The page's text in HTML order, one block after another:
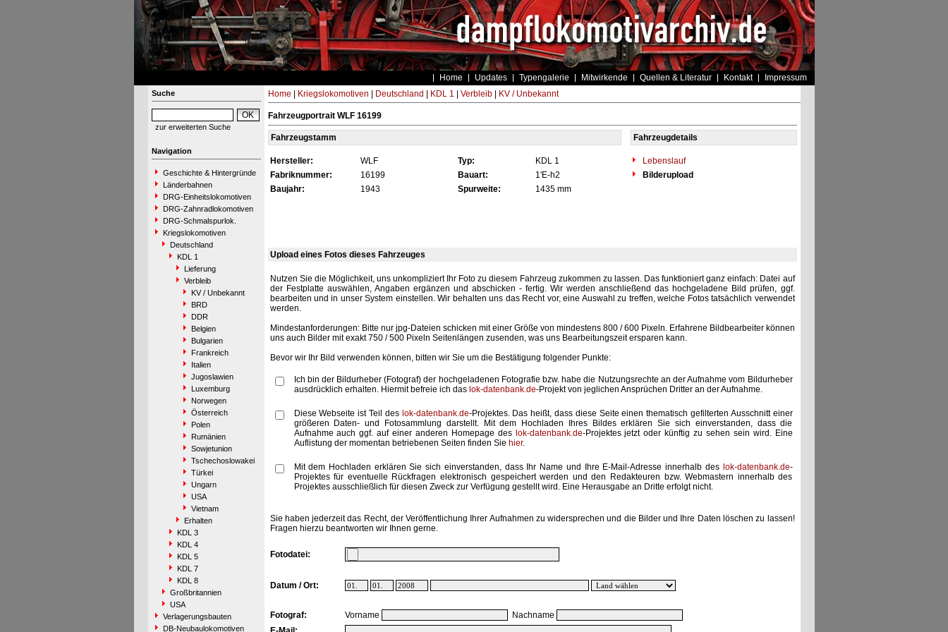
Home Updates Typengalerie Mitwirkende Quellen & Literatur Kontakt Impressum
Suche
zur erweiterten Suche
Navigation
Geschichte & Hintergründe
Länderbahnen
DRG-Einheitslokomotiven
DRG-Zahnradlokomotiven
DRG-Schmalspurlok.
Kriegslokomotiven
Deutschland
KDL 1
Lieferung
Verbleib
KV / Unbekannt
BRD
DDR
Belgien
Bulgarien
Frankreich
Italien
Jugoslawien
Luxemburg
Norwegen
Österreich
Polen
Rumänien
Sowjetunion
Tschechoslowakei
Türkei
Ungarn
USA
Vietnam
Erhalten
KDL 3
KDL 4
KDL 5
KDL 7
KDL 8
Großbritannien
USA
Verlagerungsbauten
DB-Neubaulokomotiven
Home Kriegslokomotiven Deutschland KDL 1 Verbleib| KV / Unbekannt
Fahrzeugportrait WLF 16199
Fahrzeugstamm Fahrzeugdetails
Hersteller: WLF Typ: KDL 1
Lebenslauf
Fabriknummer:
16199 Bauart: 1'E-h2
Bilderupload
Baujahr:
1943 Spurweite: 1435 mm
Upload eines Fotos dieses Fahrzeuges
Nutzen Sie die Möglichkeit, uns unkompliziert Ihr Foto zu diesem Fahrzeug zukommen zu lassen. Das funktioniert ganz einfach: Datei auf
der Festplatte auswählen, Angaben ergänzen und abschicken - fertig. Wir werden anschließend das hochgeladene Bild prüfen, ggf.
bearbeiten und in unser System einstellen. Wir behalten uns das Recht vor, eine Auswahl zu treffen, welche Fotos tatsächlich verwendet
werden.
Mindestanforderungen: Bitte nur jpg-Dateien schicken mit einer Größe von mindestens 800 / 600 Pixeln. Erfahrene Bildbearbeiter können
uns auch Bilder mit exakt 750 / 500 Pixeln Seitenlängen zusenden, was uns Bearbeitungszeit ersparen kann.
Bevor wir Ihr Bild verwenden können, bitten wir Sie um die Bestätigung folgender Punkte:
Ich bin der Bildurheber (Fotograf) der hochgeladenen Fotografie bzw. habe die Nutzungsrechte an der Aufnahme vom Bildurheber
ausdrücklich erhalten. Hiermit befreie ich das lok-datenbank.de-Projekt von jeglichen Ansprüchen Dritter an der Aufnahme.
Diese Webseite ist Teil des lok-datenbank.de-Projektes. Das heißt, dass diese Seite einen thematisch gefilterten Ausschnitt einer
größeren Daten- und Fotosammlung darstellt. Mit dem Hochladen Ihres Bildes erklären Sie sich einverstanden, dass die
Aufnahme auch ggf. auf einer anderen Homepage des lok-datenbank.de-Projektes jetzt oder künftig zu sehen sein wird. Eine
Auflistung der momentan betriebenen Seiten finden Sie hier.
Mit dem Hochladen erklären Sie sich einverstanden, dass Ihr Name und Ihre E-Mail-Adresse innerhalb des lok-datenbank.de-
Projektes für eventuelle Rückfragen elektronisch gespeichert werden und den Redakteuren bzw. Webmastern innerhalb des
Projektes ausschließlich für diesen Zweck zur Verfügung gestellt wird. Eine Herausgabe an Dritte erfolgt nicht.
Sie haben jederzeit das Recht, der Veröffentlichung Ihrer Aufnahmen zu widersprechen und die Bilder und Ihre Daten löschen zu lassen!
Fragen hierzu beantworten wir Ihnen gerne.
Fotodatei:
Datum / Ort:
Fotograf: Vorname
Nachname